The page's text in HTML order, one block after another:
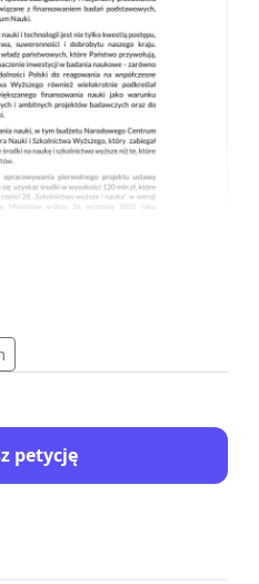
petycję